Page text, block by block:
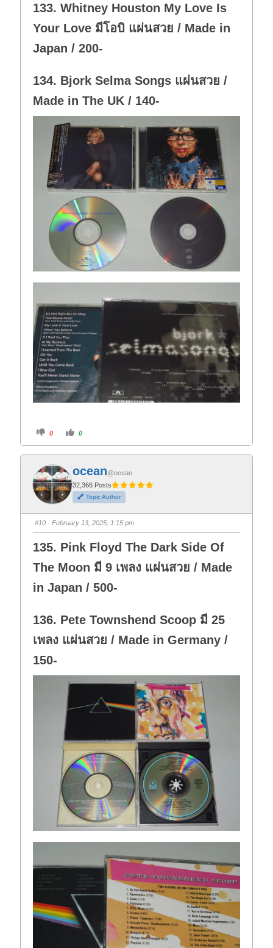
n
.
133. Whitney Houston My Love Is
Your Love มีโอบิ แผ่นสวย / Made in
Japan / 200-
134. Bjork Selma Songs แผ่นสวย /
Made in The UK / 140-
C
i
f
o
r
t
h
u
m
d
o
n
.
0
C
i
o
t
h
u
m
u
p
0
ocean@ocean
32,366 Posts
Topic Author
#10 · February 13, 2025, 1:15 pm
135. Pink Floyd The Dark Side Of
The Moon มี 9 เพลง แผ่นสวย / Made
in Japan / 500-
136. Pete Townshend Scoop มี 25
เพลง แผ่นสวย / Made in Germany /
150-